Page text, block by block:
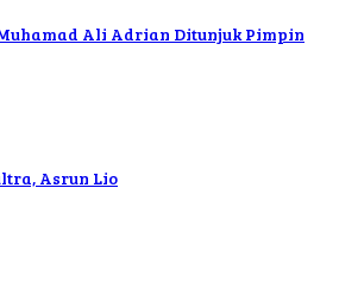
Ali Adrian Ditunjuk Pimpin
Asrun Lio